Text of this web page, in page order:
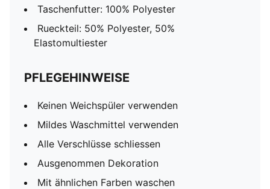
Taschenfutter: 100% Polyester
Rueckteil: 50% Polyester, 50%
Elastomultiester
PFLEGEHINWEISE
Keinen Weichspüler verwenden
Mildes Waschmittel verwenden
Alle Verschlüsse schliessen
Ausgenommen Dekoration
Mit ähnlichen Farben waschen